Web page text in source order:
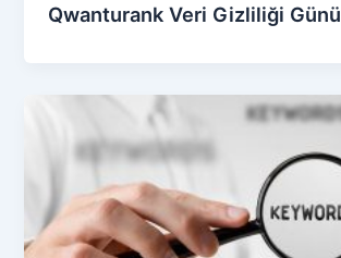
Qwanturank Veri Gizliliği Günü